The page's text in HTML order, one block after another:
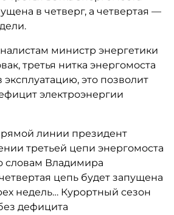
в четверг, а четвертая —
министр энергетики
третья нитка энергомоста
это позволит
электроэнергии
линии президент
третьей цепи энергомоста
словам Владимира
цепь будет запущена
недель… Курортный сезон
дефицита